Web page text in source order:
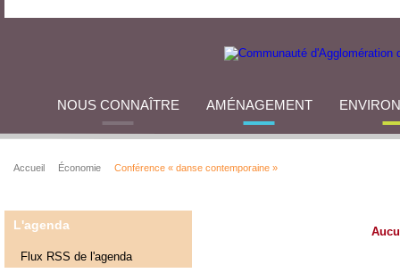
NOUS CONNAÎTRE AMÉNAGEMENT
Accueil Économie Conférence « danse contemporaine »
L'agenda
Flux RSS de l'agenda